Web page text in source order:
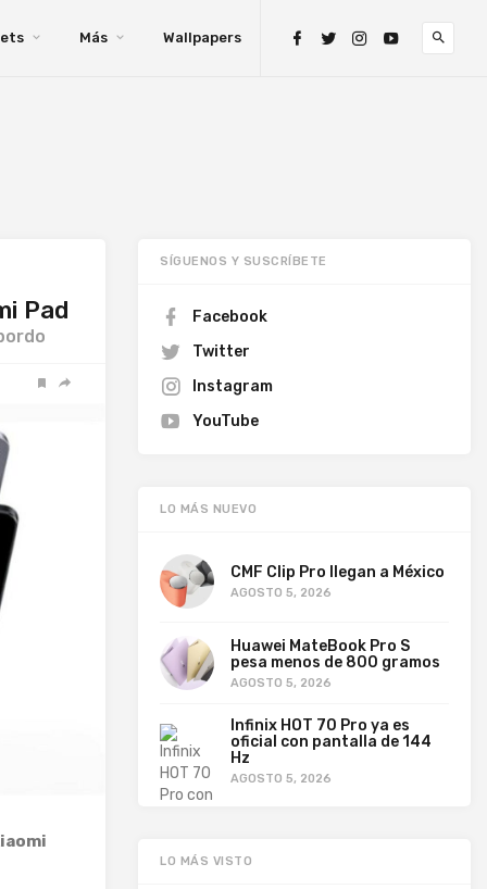
Más Wallpapers
Pad
SÍGUENOS Y SUSCRÍBETE
Facebook
Twitter
Instagram
YouTube
LO MÁS NUEVO
CMF Clip Pro llegan a México
AGOSTO 5, 2026
Huawei MateBook Pro S
pesa menos de 800 gramos
AGOSTO 5, 2026
Infinix HOT 70 Pro ya es
oficial con pantalla de 144
Hz
AGOSTO 5, 2026
LO MÁS VISTO